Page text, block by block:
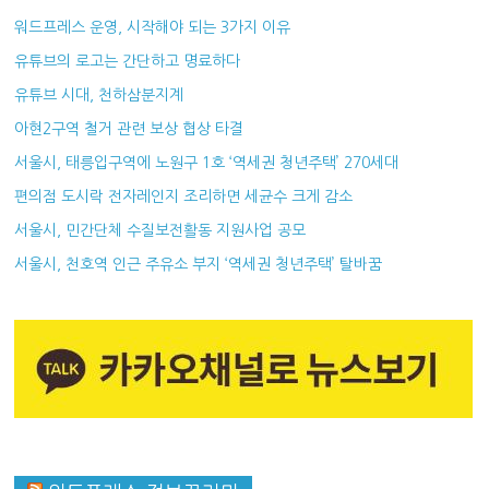
워드프레스 운영, 시작해야 되는 3가지 이유
유튜브의 로고는 간단하고 명료하다
유튜브 시대, 천하삼분지계
아현2구역 철거 관련 보상 협상 타결
서울시, 태릉입구역에 노원구 1호 ‘역세권 청년주택’ 270세대
편의점 도시락 전자레인지 조리하면 세균수 크게 감소
서울시, 민간단체 수질보전활동 지원사업 공모
서울시, 천호역 인근 주유소 부지 ‘역세권 청년주택’ 탈바꿈